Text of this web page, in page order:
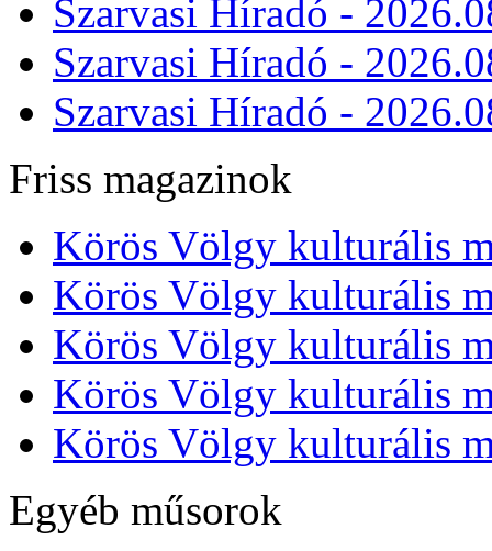
Szarvasi Híradó -
Szarvasi Híradó -
Szarvasi Híradó -
Friss magazinok
Körös Völgy kulturális
Körös Völgy kulturális
Körös Völgy kulturális
Körös Völgy kulturális
Körös Völgy kulturális
Egyéb műsorok